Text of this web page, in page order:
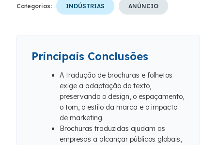
Categorias: INDÚSTRIAS ANÚNCIO
Principais Conclusões
A tradução de brochuras e folhetos
exige a adaptação do texto,
preservando o design, o espaçamento,
o tom, o estilo da marca e o impacto
de marketing.
Brochuras traduzidas ajudam as
empresas a alcançar públicos globais,